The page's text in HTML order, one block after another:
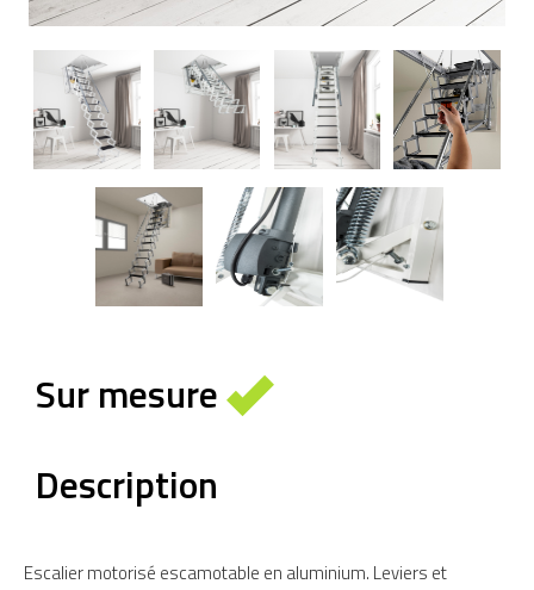
Sur mesure
Description
Escalier motorisé escamotable en aluminium. Leviers et